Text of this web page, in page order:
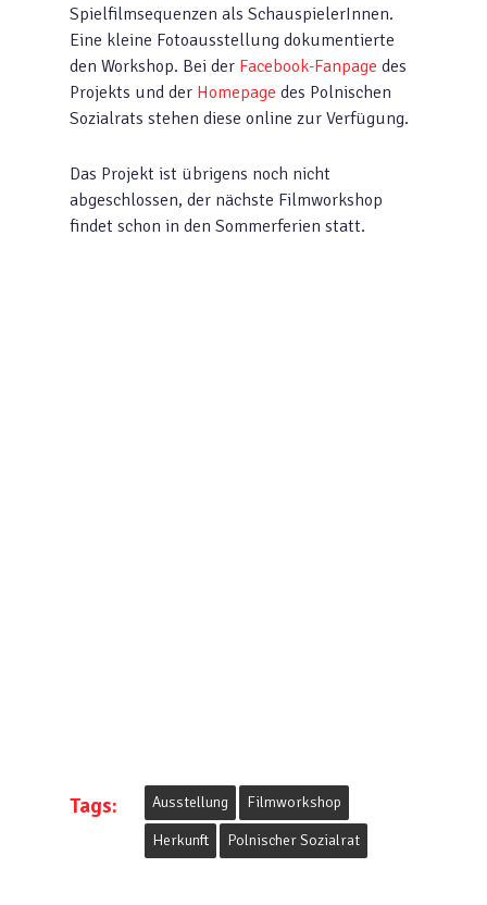
Spielfilmsequenzen als SchauspielerInnen.
Eine kleine Fotoausstellung dokumentierte
den Workshop. Bei der Facebook-Fanpage des
Projekts und der Homepage des Polnischen
Sozialrats stehen diese online zur Verfügung.
Das Projekt ist übrigens noch nicht
abgeschlossen, der nächste Filmworkshop
findet schon in den Sommerferien statt.
Tags: Ausstellung Filmworkshop
Herkunft Polnischer Sozialrat